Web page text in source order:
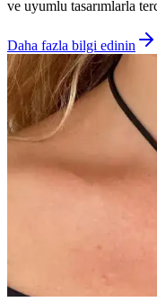
ve uyumlu tasarımlarla
Daha fazla bilgi edinin